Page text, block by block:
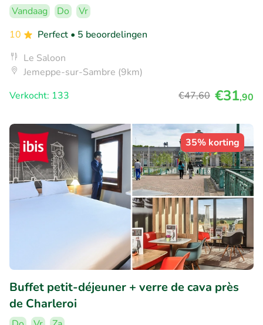
Vandaag Do
Vr
10
Perfect • 5 beoordelingen
Le Saloon
Jemeppe-sur-Sambre (9km)
Verkocht: 133
€47,60 €31,90
35% korting
Buffet petit-déjeuner + verre de cava près
de Charleroi